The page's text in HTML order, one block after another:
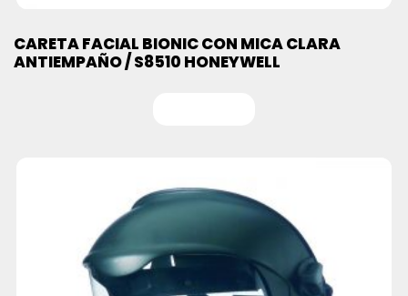
CARETA FACIAL BIONIC CON MICA CLARA
ANTIEMPAÑO / S8510 HONEYWELL